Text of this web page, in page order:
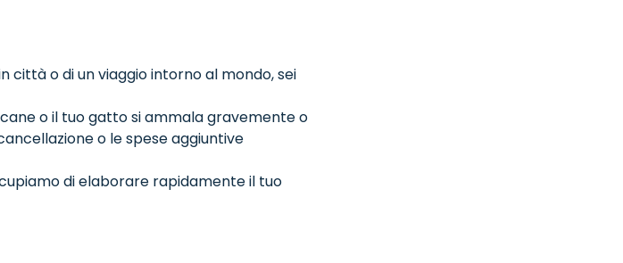
città o di un viaggio intorno al mondo, sei
o il tuo gatto si ammala gravemente o
o le spese aggiuntive
di elaborare rapidamente il tuo